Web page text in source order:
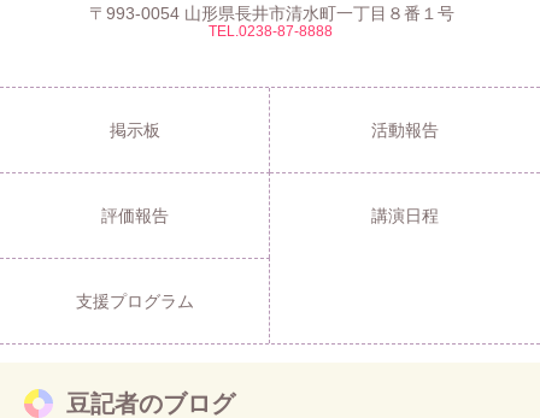
〒993-0054 山形県長井市清水町一丁目８番１号
TEL.0238-87-8888
あゆむZIBUN LABO
サービス内容
支援プログラム
ご利用について
採用情報
お問い合わせ
掲示板 活動報告
評価報告 講演日程
支援プログラム
豆記者のブログ